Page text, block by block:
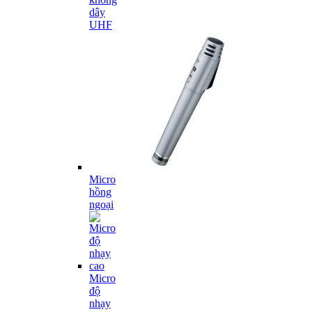
dây
UHF
Micro
hồng
ngoại
Micro
độ
nhạy